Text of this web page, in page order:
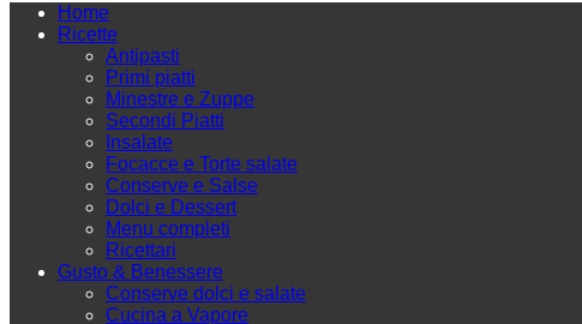
Home
Ricette
Antipasti
Primi piatti
Minestre e Zuppe
Secondi Piatti
Insalate
Focacce e Torte salate
Conserve e Salse
Dolci e Dessert
Menu completi
Ricettari
Gusto & Benessere
Conserve dolci e salate
Cucina a Vapore